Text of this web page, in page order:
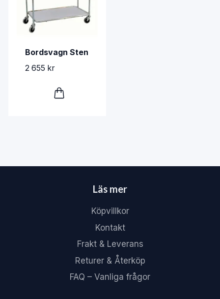
Bordsvagn Sten
2 655 kr
Läs mer
Köpvillkor
Kontakt
Frakt & Leverans
Returer & Återköp
FAQ – Vanliga frågor